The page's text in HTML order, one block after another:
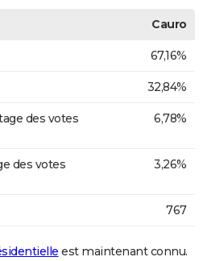
Cauro
67,16%
32,84%
des votes
6,78%
des votes
3,26%
767
est maintenant connu.